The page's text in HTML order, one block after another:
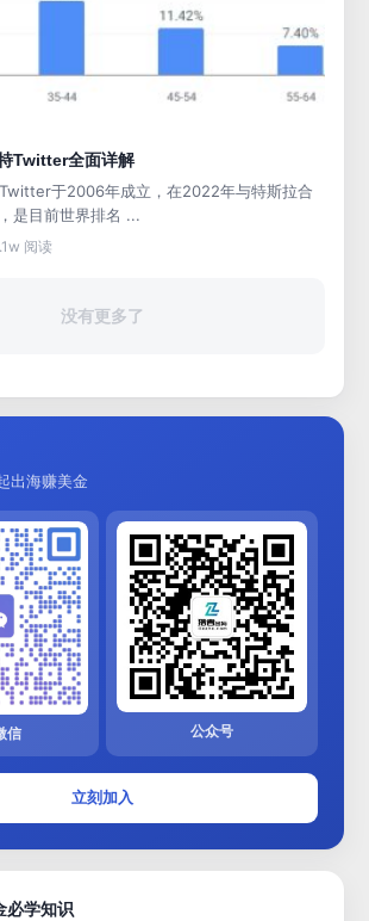
Twitter全面详解
于2006年成立，在2022年与特斯拉合
是目前世界排名 ...
阅读
没有更多了
出海赚美金
信 公众号
立刻加入
必学知识